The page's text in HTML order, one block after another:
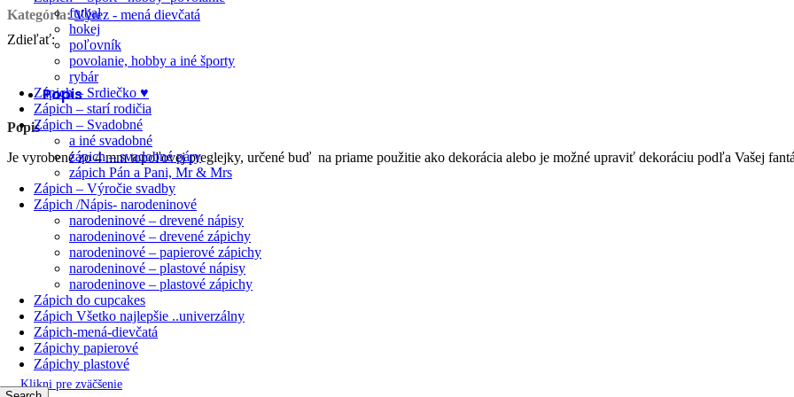
futbal
hokej
poľovník
povolanie, hobby a iné športy
rybár
Zápich – Srdiečko ♥
Zápich – starí rodičia
Zápich – Svadobné
a iné svadobné
zápich – svadobné páry
zápich Pán a Pani, Mr & Mrs
Zápich – Výročie svadby
Zápich /Nápis- narodeninové
narodeninové – drevené nápisy
narodeninové – drevené zápichy
narodeninové – papierové zápichy
narodeninové – plastové nápisy
narodeninove – plastové zápichy
Zápich do cupcakes
Zápich Všetko najlepšie ..univerzálny
Zápich-mená-dievčatá
Zápichy papierové
Zápichy plastové
Klikni pre zväčšenie
Kategória: Výrez - mená dievčatá
Zdieľať:
Popis
Popis
Je vyrobené zo 4 mm topoľovej preglejky, určené buď na priame použitie ako dekorácia alebo je možné upraviť dekoráciu podľa Vašej